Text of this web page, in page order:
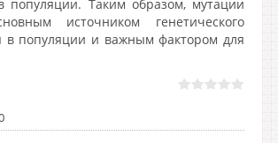
популяции. Таким образом, мутации
источником генетического
в популяции и важным фактором для